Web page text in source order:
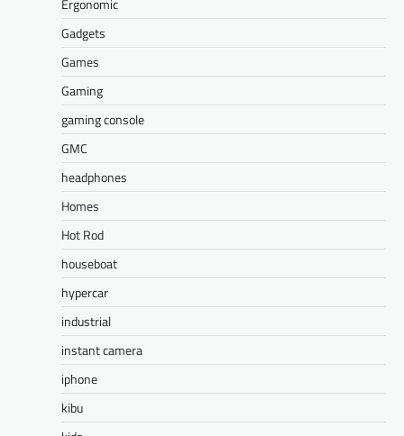
Ergonomic
Gadgets
Games
Gaming
gaming console
GMC
headphones
Homes
Hot Rod
houseboat
hypercar
industrial
instant camera
iphone
kibu